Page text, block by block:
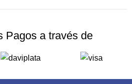
Pagos a través de